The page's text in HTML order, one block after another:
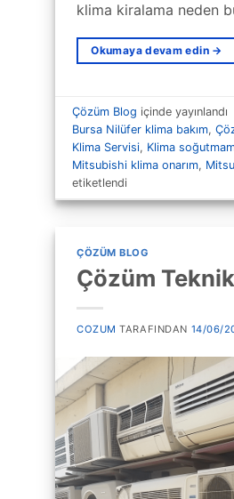
klima kiralama neden
Okumaya devam edin →
Çözüm Blog içinde yayınlandı
Bursa Nilüfer klima bakım,
Klima Servisi, Klima
Mitsubishi klima onarım,
etiketlendi
ÇÖZÜM BLOG
Çözüm
COZUM TARAFINDAN 14/06/